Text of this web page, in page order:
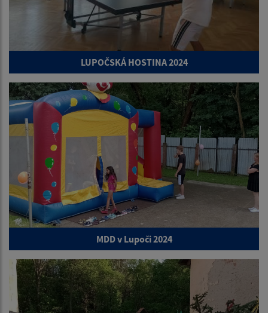
LUPOČSKÁ HOSTINA 2024
MDD v Lupoči 2024